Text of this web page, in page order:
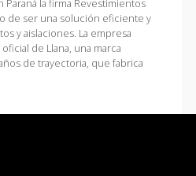
Paraná la firma Revestimientos
de ser una solución eficiente y
y aislaciones. La empresa
de Llana, una marca
de trayectoria, que fabrica